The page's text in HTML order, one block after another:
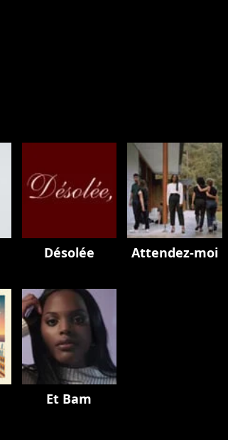
Désolée Attendez-moi
Et Bam